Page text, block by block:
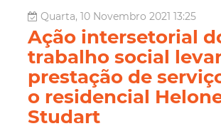
Quarta, 10 Novembro 2021 13:25
Ação intersetorial
trabalho social
prestação de
o residencial
Studart